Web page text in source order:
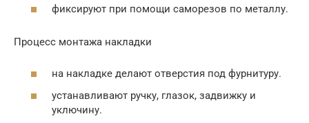
фиксируют при помощи саморезов по металлу.
Процесс монтажа накладки
на накладке делают отверстия под фурнитуру.
устанавливают ручку, глазок, задвижку и
уключину.